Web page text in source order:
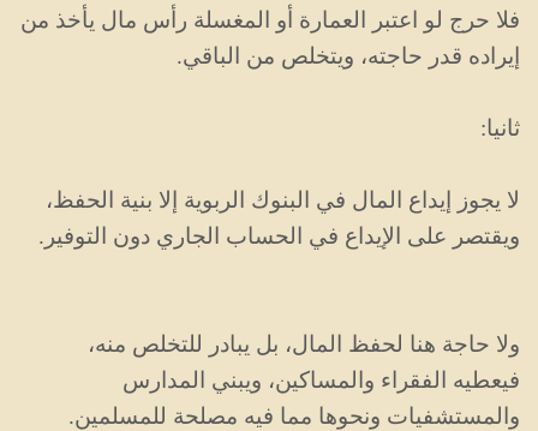
فلا حرج لو اعتبر العمارة أو المغسلة رأس مال يأخذ من
إيراده قدر حاجته، ويتخلص من الباقي.
ثانيا:
لا يجوز إيداع المال في البنوك الربوية إلا بنية الحفظ،
ويقتصر على الإيداع في الحساب الجاري دون التوفير.
ولا حاجة هنا لحفظ المال، بل يبادر للتخلص منه،
فيعطيه الفقراء والمساكين، ويبني المدارس
والمستشفيات ونحوها مما فيه مصلحة للمسلمين.